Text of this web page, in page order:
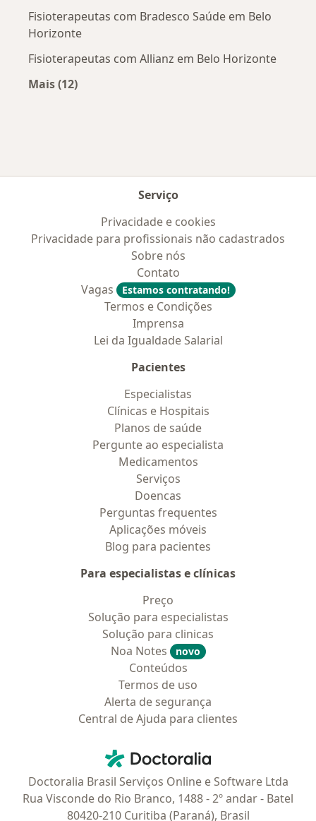
Fisioterapeutas com Bradesco Saúde em Belo
Horizonte
Fisioterapeutas com Allianz em Belo Horizonte
Mais (12)
Serviço
Privacidade e cookies
Privacidade para profissionais não cadastrados
Sobre nós
Contato
Vagas
Estamos contratando!
Termos e Condições
Imprensa
Lei da Igualdade Salarial
Pacientes
Especialistas
Clínicas e Hospitais
Planos de saúde
Pergunte ao especialista
Medicamentos
Serviços
Doencas
Perguntas frequentes
Aplicações móveis
Blog para pacientes
Para especialistas e clínicas
Preço
Solução para especialistas
Solução para clinicas
Noa Notes
novo
Conteúdos
Termos de uso
Alerta de segurança
Central de Ajuda para clientes
Doctoralia - Homepage
Doctoralia Brasil Serviços Online e Software Ltda
Rua Visconde do Rio Branco, 1488 - 2º andar - Batel
80420-210 Curitiba (Paraná), Brasil